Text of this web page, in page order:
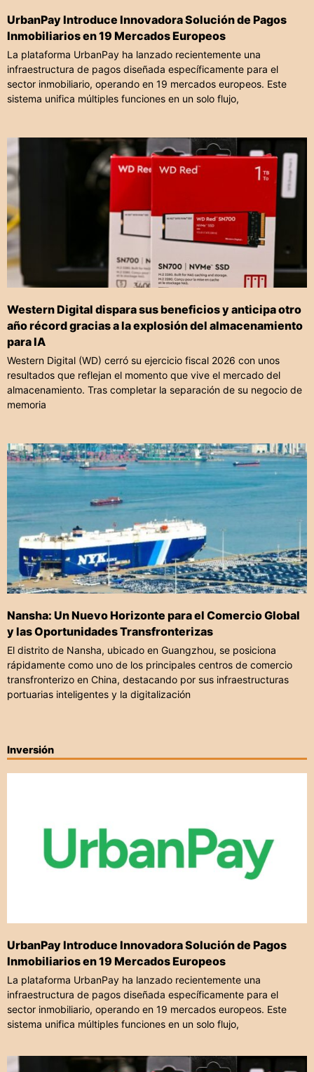
UrbanPay Introduce Innovadora Solución de Pagos
Inmobiliarios en 19 Mercados Europeos
La plataforma UrbanPay ha lanzado recientemente una
infraestructura de pagos diseñada específicamente para el
sector inmobiliario, operando en 19 mercados europeos. Este
sistema unifica múltiples funciones en un solo flujo,
Western Digital dispara sus beneficios y anticipa otro
año récord gracias a la explosión del almacenamiento
para IA
Western Digital (WD) cerró su ejercicio fiscal 2026 con unos
resultados que reflejan el momento que vive el mercado del
almacenamiento. Tras completar la separación de su negocio de
memoria
Nansha: Un Nuevo Horizonte para el Comercio Global
y las Oportunidades Transfronterizas
El distrito de Nansha, ubicado en Guangzhou, se posiciona
rápidamente como uno de los principales centros de comercio
transfronterizo en China, destacando por sus infraestructuras
portuarias inteligentes y la digitalización
Inversión
UrbanPay Introduce Innovadora Solución de Pagos
Inmobiliarios en 19 Mercados Europeos
La plataforma UrbanPay ha lanzado recientemente una
infraestructura de pagos diseñada específicamente para el
sector inmobiliario, operando en 19 mercados europeos. Este
sistema unifica múltiples funciones en un solo flujo,